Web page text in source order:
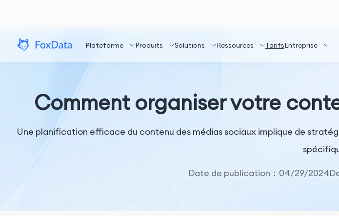
Plateforme Produits Solutions Ressources TarifsEntreprise
Comment organiser votre
Une planification efficace du contenu des médias sociaux implique de
Date de publication：04/29/2024